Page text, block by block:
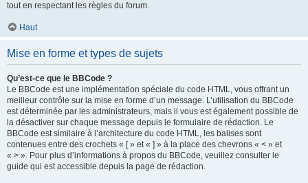
tout en respectant les règles du forum.
Haut
Mise en forme et types de sujets
Qu’est-ce que le BBCode ?
Le BBCode est une implémentation spéciale du code HTML, vous offrant un
meilleur contrôle sur la mise en forme d’un message. L’utilisation du BBCode
est déterminée par les administrateurs, mais il vous est également possible de
la désactiver sur chaque message depuis le formulaire de rédaction. Le
BBCode est similaire à l’architecture du code HTML, les balises sont
contenues entre des crochets « [ » et « ] » à la place des chevrons « < » et
« > ». Pour plus d’informations à propos du BBCode, veuillez consulter le
guide qui est accessible depuis la page de rédaction.